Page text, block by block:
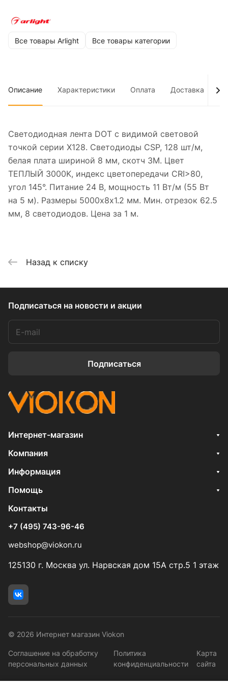
Все товары Arlight Все товары категории
Описание Характеристики Оплата Доставка
Светодиодная лента DOT с видимой световой
точкой серии X128. Светодиоды CSP, 128 шт/м,
белая плата шириной 8 мм, скотч 3M. Цвет
ТЕПЛЫЙ 3000K, индекс цветопередачи CRI>80,
угол 145°. Питание 24 В, мощность 11 Вт/м (55 Вт
на 5 м). Размеры 5000х8х1.2 мм. Мин. отрезок 62.5
мм, 8 светодиодов. Цена за 1 м.
Назад к списку
Подписаться на новости и акции
Подписаться
Интернет-магазин
Компания
Информация
Помощь
Контакты
+7 (495) 743-96-46
webshop@viokon.ru
125130 г. Москва ул. Нарвская дом 15А стр.5 1 этаж
© 2026 Интернет магазин Viokon
Соглашение на обработку
персональных данных
Политика
конфиденциальности
Карта
сайта